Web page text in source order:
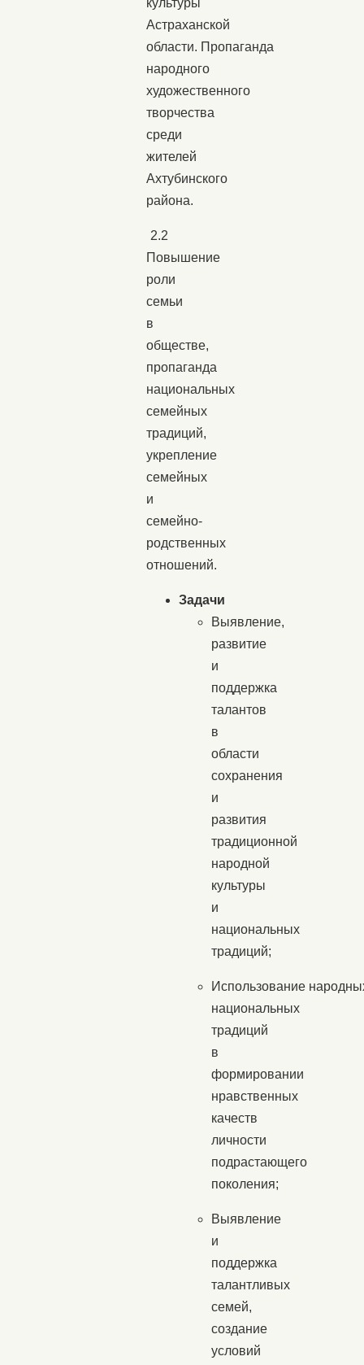
Астраханской
области. Пропаганда
народного
художественного
творчества
среди
жителей
Ахтубинского
района.
2.2
Повышение
роли
семьи
в
обществе,
пропаганда
национальных
семейных
традиций,
укрепление
семейных
и
семейно-
родственных
отношений.
Задачи
Выявление,
развитие
и
поддержка
талантов
в
области
сохранения
и
развития
традиционной
народной
культуры
и
национальных
традиций;
Использование
национальных
традиций
в
формировании
нравственных
качеств
личности
подрастающего
поколения;
Выявление
и
поддержка
талантливых
семей,
создание
условий